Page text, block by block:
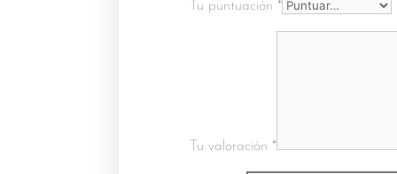
Tu puntuación *
Tu valoración *